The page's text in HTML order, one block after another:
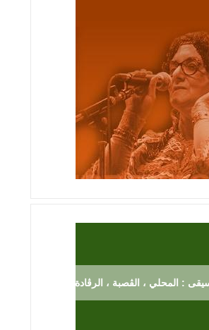
: المحلي ، الڨصبة ، الرڨادة